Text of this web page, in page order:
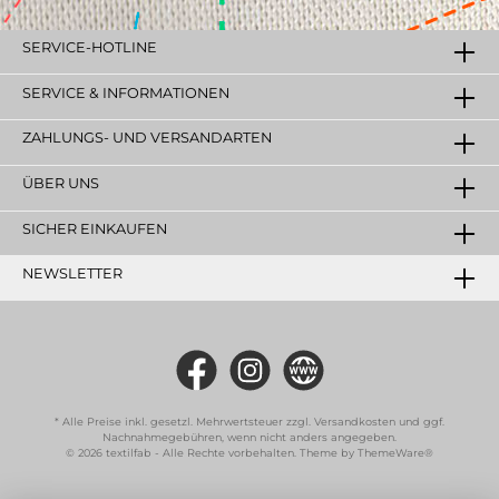
Hohlsaum aus weißem Gurtband. Unser
Tricofilet Fahnenstoff ist durch die
klassische Fahnenstoff. Die Fahnen halten
länger - gerade auch in windreichen
Lagen. Dieser Stoff wird an den
Aussenseiten nicht gesäumt!! Als Option
bieten wir Ihnen auch eine Ausführung als
Bannereinrichtung haben (Holzstab mit
Sie diese einfach dazu. Fragen Sie uns bei
grösseren Mengen nach unseren
Rabatten!! Sie wünschen eine andere
76 41 - 932 43 84
SERVICE-HOTLINE
SERVICE & INFORMATIONEN
ZAHLUNGS- UND VERSANDARTEN
ÜBER UNS
SICHER EINKAUFEN
NEWSLETTER
* Alle Preise inkl. gesetzl. Mehrwertsteuer zzgl. Versandkosten und ggf.
Nachnahmegebühren, wenn nicht anders angegeben.
© 2026 textilfab - Alle Rechte vorbehalten. Theme by ThemeWare®